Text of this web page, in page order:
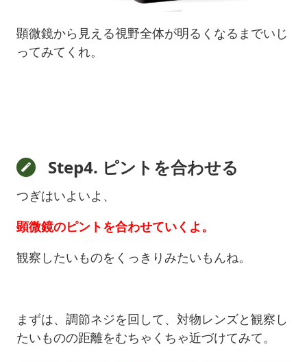
顕微鏡から見える視野全体が明るくなるまでいじ
ってみてくれ。
Step4. ピントを合わせる
つぎはいよいよ、
顕微鏡のピントを合わせていくよ。
観察したいものをくっきりみたいもんね。
まずは、調節ネジを回して、対物レンズと観察し
たいものの距離をむちゃくちゃ近づけてみて。